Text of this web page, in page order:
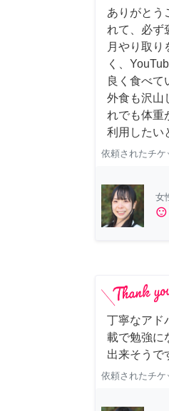
ありがとう
れて、必ず
月やり取り
く、
良く食べて
外食も沢山
れでも体重
利用したい
依頼されたチケ
女
sentiment_satisfied
丁寧なアド
載で勉強に
出来そうで
依頼されたチケ